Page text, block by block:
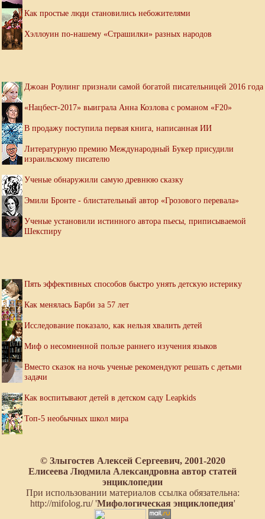
Как простые люди становились небожителями
Хэллоуин по-нашему «Страшилки» разных народов
Джоан Роулинг признали самой богатой писательницей 2016 года
«Нацбест-2017» выиграла Анна Козлова с романом «F20»
В продажу поступила первая книга, написанная ИИ
Литературную премию Международный Букер присудили
израильскому писателю
Ученые обнаружили самую древнюю сказку
Эмили Бронте - блистательный автор «Грозового перевала»
Ученые установили истинного автора пьесы, приписываемой
Шекспиру
Пять эффективных способов быстро унять детскую истерику
Как менялась Барби за 57 лет
Исследование показало, как нельзя хвалить детей
Миф о несомненной пользе раннего изучения языков
Вместо сказок на ночь ученые рекомендуют решать с детьми
задачи
Как воспитывают детей в детском саду Leapkids
Топ-5 необычных школ мира
© Злыгостев Алексей Сергеевич, 2001-2020
Елисеева Людмила Александровна автор статей
энциклопедии
При использовании материалов ссылка обязательна:
http://mifolog.ru/ 'Мифологическая энциклопедия'